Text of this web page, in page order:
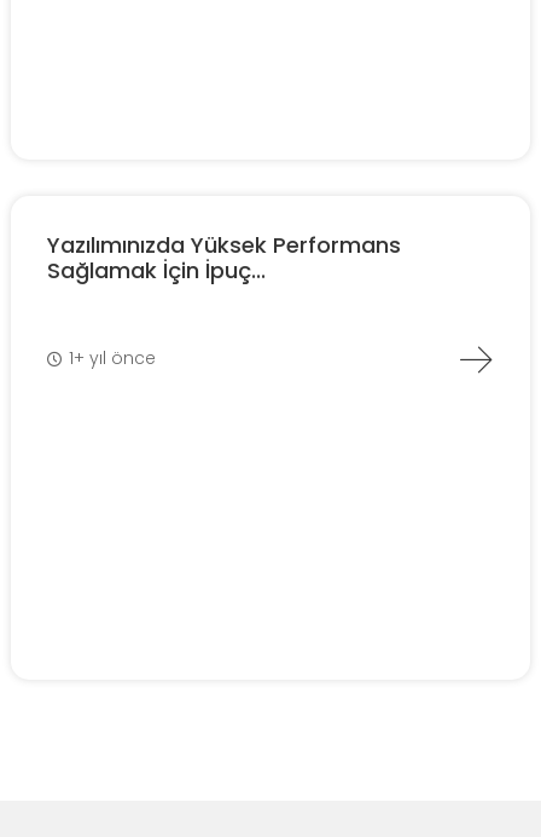
Yazılımınızda Yüksek Performans
Sağlamak İçin İpuç...
1+ yıl önce